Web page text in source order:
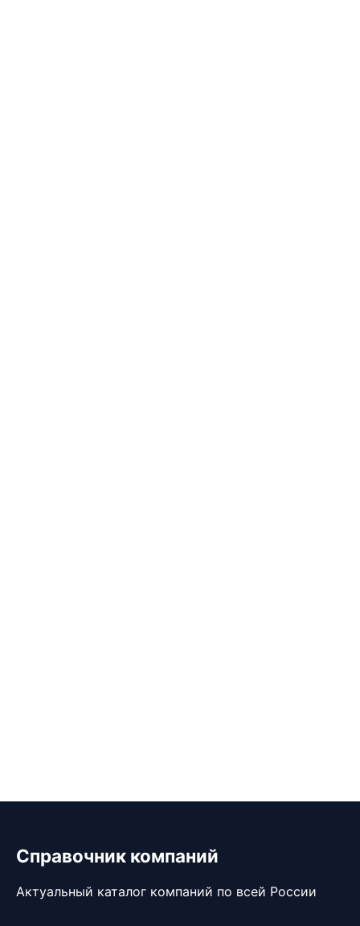
Справочник компаний
Актуальный каталог компаний по всей России